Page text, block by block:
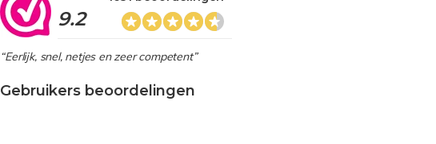
9.2
“Eerlijk, snel, netjes en zeer competent”
Gebruikers beoordelingen